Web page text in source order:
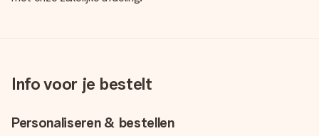
Info voor je bestelt
Personaliseren & bestellen